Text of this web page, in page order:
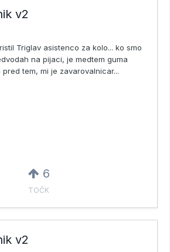
v2
Triglav asistenco za kolo... ko smo
na pijaci, je medtem guma
pred tem, mi je zavarovalnicar...
6
TOČK
v2